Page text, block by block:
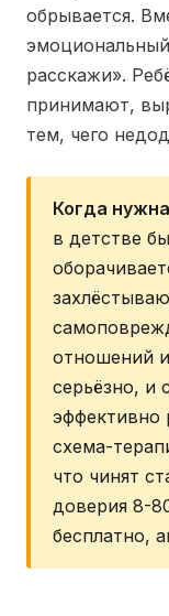
обрывается.
расскажи».
принимают,
тем, чего
Когда
в детстве
отношений
серьёзно, и
эффективно
схема-
что чинят
доверия 8-
бесплатно,